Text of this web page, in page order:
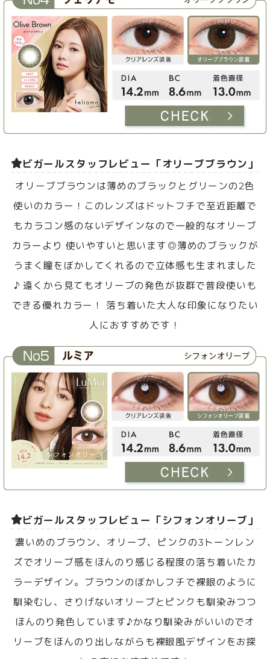
ビガールスタッフレビュー「オリーブブラウン」
オリーブブラウンは薄めのブラックとグリーンの2色
使いのカラー！このレンズはドットフチで至近距離で
もカラコン感のないデザインなので一般的なオリーブ
カラーより 使いやすいと思います◎薄めのブラックが
うまく瞳をぼかしてくれるので立体感も生まれました
♪ 遠くから見てもオリーブの発色が抜群で普段使いも
できる優れカラー！ 落ち着いた大人な印象になりたい
人におすすめです！
ビガールスタッフレビュー「シフォンオリーブ」
濃いめのブラウン、オリーブ、ピンクの3トーンレン
ズでオリーブ感をほんのり感じる程度の落ち着いたカ
ラーデザイン。ブラウンのぼかしフチで裸眼のように
馴染むし、さりげないオリーブとピンクも馴染みつつ
ほんのり発色しています♪かなり馴染みがいいのでオ
リーブをほんのり出しながらも裸眼風デザインをお探